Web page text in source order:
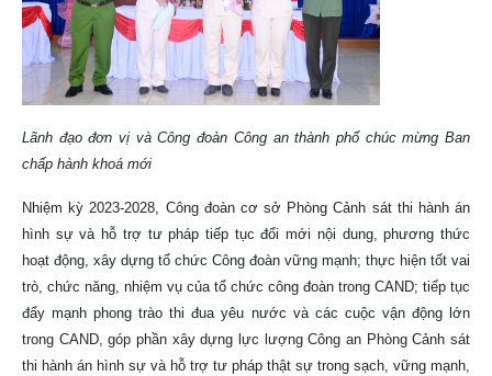
Lãnh đạo đơn vị và Công đoàn Công an thành phố chúc mừng Ban
chấp hành khoá mới
Nhiệm kỳ 2023-2028, Công đoàn cơ sở Phòng Cảnh sát thi hành án
hình sự và hỗ trợ tư pháp tiếp tục đổi mới nội dung, phương thức
hoạt động, xây dựng tổ chức Công đoàn vững mạnh; thực hiện tốt vai
trò, chức năng, nhiệm vụ của tổ chức công đoàn trong CAND; tiếp tục
đẩy mạnh phong trào thi đua yêu nước và các cuộc vận động lớn
trong CAND, góp phần xây dựng lực lượng Công an Phòng Cảnh sát
thi hành án hình sự và hỗ trợ tư pháp thật sự trong sạch, vững mạnh,